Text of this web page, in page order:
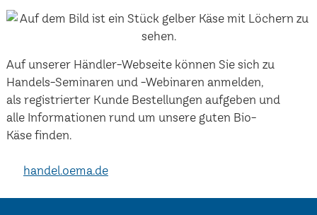
Auf unserer Händler-Webseite können Sie sich zu
Handels-Seminaren und -Webinaren anmelden,
als registrierter Kunde Bestellungen aufgeben und
alle Informationen rund um unsere guten Bio-
Käse finden.
handel.oema.de